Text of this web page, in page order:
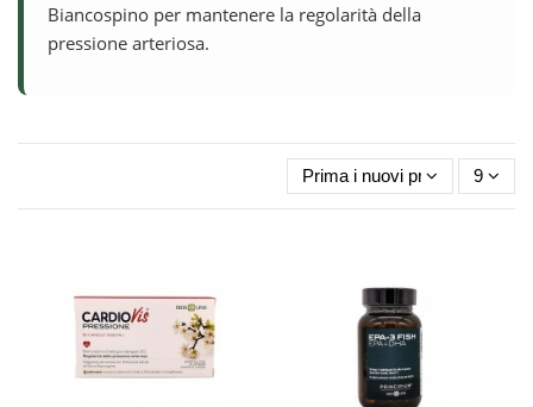
Biancospino per mantenere la regolarità della
pressione arteriosa.
Prima i nuovi prodotti 9